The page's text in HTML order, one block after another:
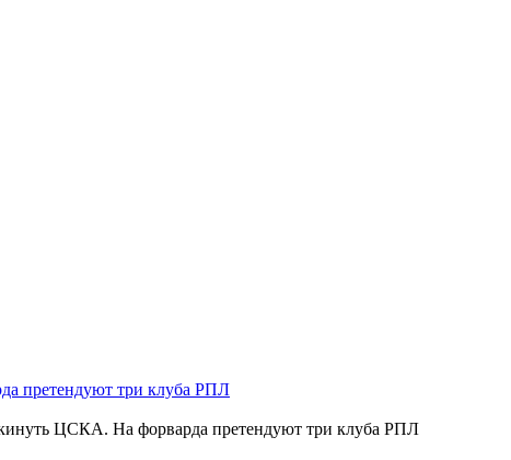
ЦСКА. На форварда претендуют три клуба РПЛ